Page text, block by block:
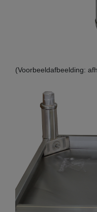
(Voorbeeldafbeelding: